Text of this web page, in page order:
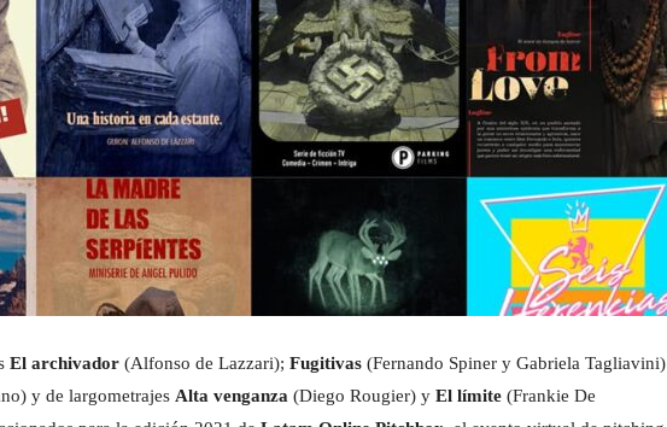
El archivador (Alfonso de Lazzari); Fugitivas (Fernando Spiner y Gabriela Tagliavini)
y de largometrajes Alta venganza (Diego Rougier) y El límite (Frankie De